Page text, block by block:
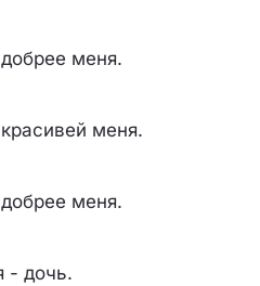
меня.
меня.
меня.
- дочь.